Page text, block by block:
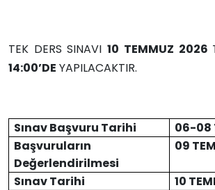
TEK DERS SINAVI10 TEMMUZ 2026
14:00’DE YAPILACAKTIR.
Sınav Başvuru Tarihi
06-08
Başvuruların
Değerlendirilmesi
09
Sınav Tarihi
10